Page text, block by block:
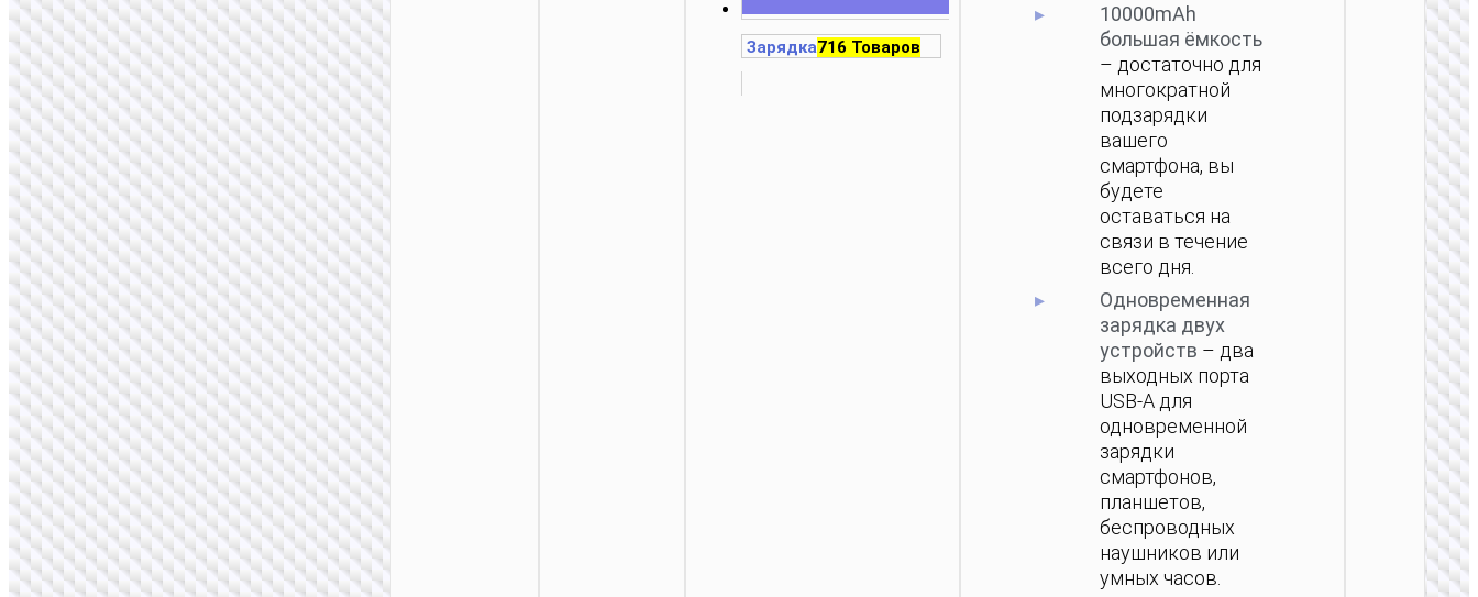
Зарядка716 Товаров
10000mAh
большая ёмкость
– достаточно для
многократной
подзарядки
вашего
смартфона, вы
будете
оставаться на
связи в течение
всего дня.
Одновременная
зарядка двух
устройств – два
выходных порта
USB‑A для
одновременной
зарядки
смартфонов,
планшетов,
беспроводных
наушников или
умных часов.